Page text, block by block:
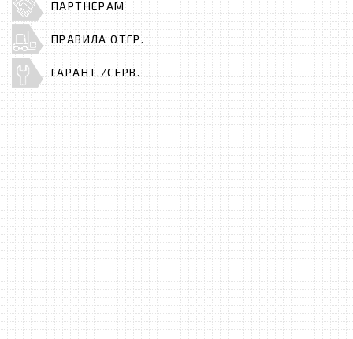
ПАРТНЕРАМ
ПРАВИЛА ОТГР.
ГАРАНТ./СЕРВ.